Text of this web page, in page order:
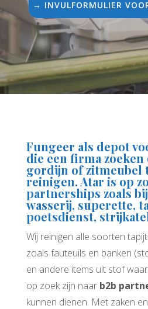
→ INVULFORMULIER
Fungeer als depot
die een firma
gordijn of zitmeubel
reinigen. Atar is op
partnerships zoals
wasserij, superette,
poetsdienst,
Wij reinigen alle soorten
zoals fauteuils en banken
en andere items uit stof
op zoek zijn naar b2b
kunnen dienen. Met zaken